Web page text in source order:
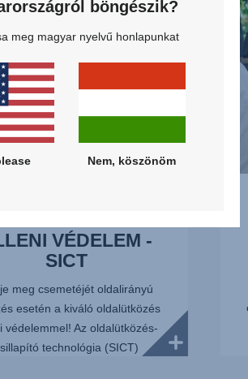
VÉDELEM -
SICT
meg csemetéjét oldalirányú
esetén a kiváló oldalütközés
védelemmel! Az oldalütközés-
technológia (SICT)
2/13
böngészik?
meg magyar nyelvű honlapunkat
Nem, köszönöm